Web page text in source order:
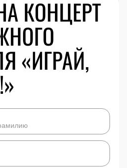
КОНЦЕРТ
«ИГРАЙ,